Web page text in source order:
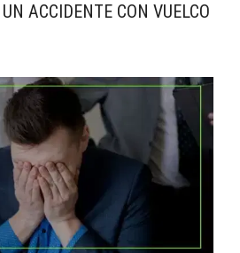
ACCIDENTE CON VUELCO